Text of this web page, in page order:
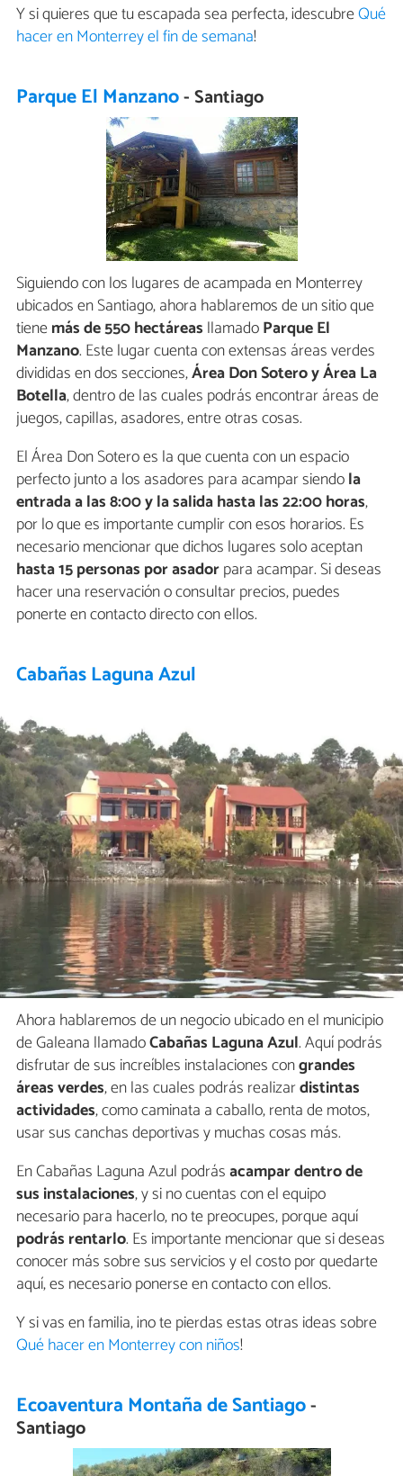
Y si quieres que tu escapada sea perfecta, ¡descubreQué
hacer en Monterrey el fin de semana!
Parque El Manzano- Santiago
Siguiendo con los lugares de acampada en Monterrey
ubicados en Santiago, ahora hablaremos de un sitio que
tienemás de 550 hectáreas llamadoParque El
Manzano. Este lugar cuenta con extensas áreas verdes
divididas en dos secciones,Área Don Sotero y Área La
Botella, dentro de las cuales podrás encontrar áreas de
juegos, capillas, asadores, entre otras cosas.
El Área Don Sotero es la que cuenta con un espacio
perfecto junto a los asadores para acampar siendola
entrada a las 8:00 y la salida hasta las 22:00 horas,
por lo que es importante cumplir con esos horarios. Es
necesario mencionar que dichos lugares solo aceptan
hasta 15 personas por asadorpara acampar. Si deseas
hacer una reservación o consultar precios, puedes
ponerte en contacto directo con ellos.
Cabañas Laguna Azul
Ahora hablaremos de un negocio ubicado en el municipio
de Galeana llamadoCabañas Laguna Azul. Aquí podrás
disfrutar de sus increíbles instalaciones congrandes
áreas verdes, en las cuales podrás realizardistintas
actividades, como caminata a caballo, renta de motos,
usar sus canchas deportivas y muchas cosas más.
En Cabañas Laguna Azul podrásacampardentro de
sus instalaciones, y si no cuentas con el equipo
necesario para hacerlo, no te preocupes, porque aquí
podrás rentarlo. Es importante mencionar que si deseas
conocer más sobre sus servicios y el costo por quedarte
aquí, es necesario ponerse en contacto con ellos.
Y si vas en familia, ¡no te pierdas estas otras ideas sobre
Qué hacer en Monterrey con niños!
Ecoaventura Montaña de Santiago-
Santiago